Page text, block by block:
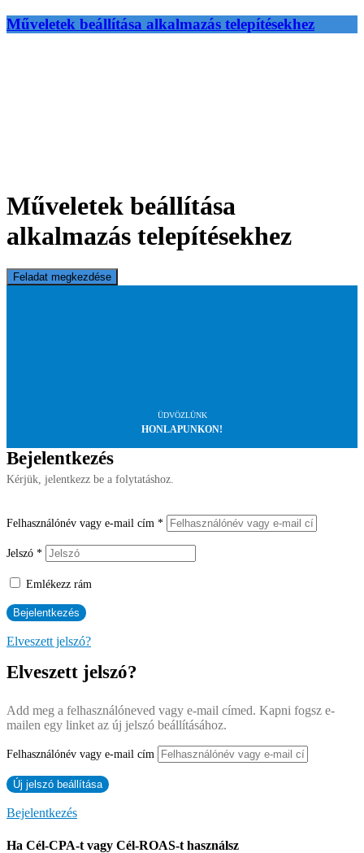
Műveletek beállítása alkalmazás telepítésekhez
Műveletek beállítása
alkalmazás telepítésekhez
ÜDVÖZLÜNK
HONLAPUNKON!
Bejelentkezés
Kérjük, jelentkezz be a folytatáshoz.
Felhasználónév vagy e-mail cím *
Jelszó *
Emlékezz rám
Elveszett jelszó?
Elveszett jelszó?
Add meg a felhasználóneved vagy e-mail címed. Kapni fogsz e-
mailen egy linket az új jelszó beállításához.
Felhasználónév vagy e-mail cím
Bejelentkezés
Ha Cél-CPA-t vagy Cél-ROAS-t használsz